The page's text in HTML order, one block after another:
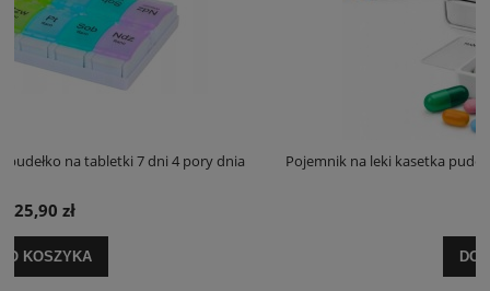
dnia Pojemnik na leki kasetka pudełko na tabletki 7 dni 4 pory dnia